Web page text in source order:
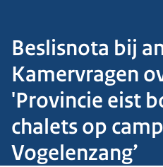
Beslisnota bij
Kamervragen
'Provincie eist
chalets op
Vogelenzang’